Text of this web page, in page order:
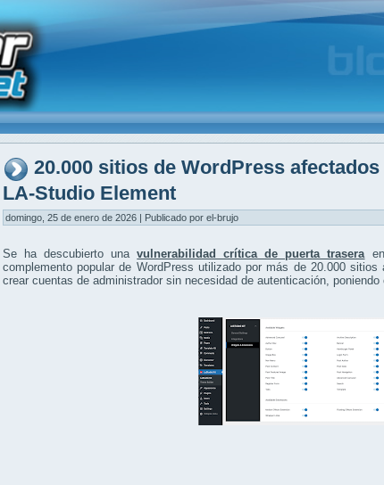
20.000 sitios de WordPress
LA-Studio Element
domingo, 25 de enero de 2026 | Publicado por el-brujo
Se ha descubierto unavulnerabilidad crítica de puerta trasera
complemento popular de WordPress utilizado por más de 20.000
crear cuentas de administrador sin necesidad de autenticación,